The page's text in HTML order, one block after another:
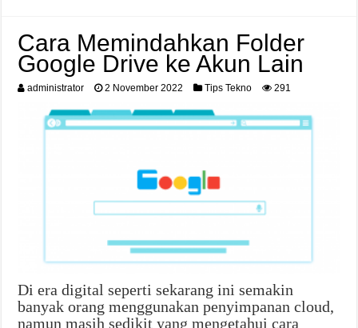
Cara Memindahkan Folder
Google Drive ke Akun Lain
administrator 2 November 2022 Tips Tekno 291
Di era digital seperti sekarang ini semakin
banyak orang menggunakan penyimpanan cloud,
namun masih sedikit yang mengetahui cara